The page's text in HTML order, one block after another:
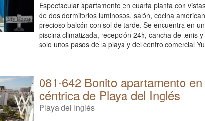
Espectacular apartamento en cuarta planta con
de dos dormitorios luminosos, salón, cocina
precioso balcón con sol de tarde. Se encuentra en
piscina climatizada, recepción 24h, cancha de tenis
solo unos pasos de la playa y del centro comercial
081-642 Bonito apartamento
céntrica de Playa del Inglés
Playa del Inglés